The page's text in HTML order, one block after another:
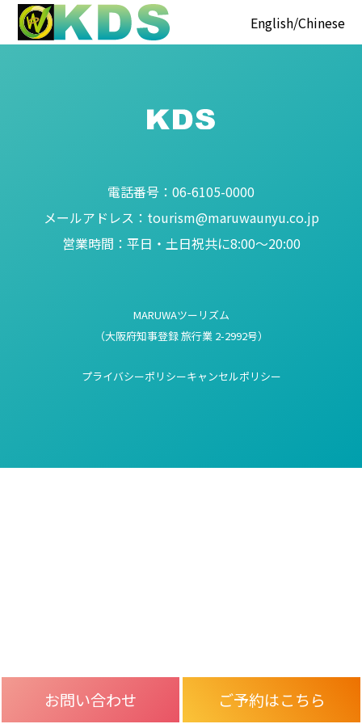
English Chinese
電話番号： 06-6105-0000
メールアドレス： tourism@maruwaunyu.co.jp
営業時間： 平日・土日祝共に8:00～20:00
MARUWAツーリズム
（大阪府知事登録 旅行業 2-2992号）
プライバシーポリシーキャンセルポリシー
お問い合わせ ご予約はこちら